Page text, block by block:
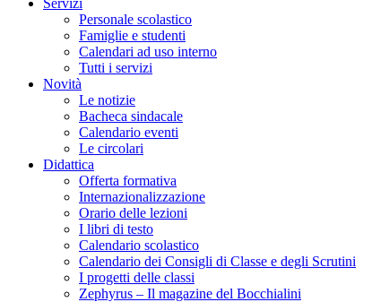
Servizi
Personale scolastico
Famiglie e studenti
Calendari ad uso interno
Tutti i servizi
Novità
Le notizie
Bacheca sindacale
Calendario eventi
Le circolari
Didattica
Offerta formativa
Internazionalizzazione
Orario delle lezioni
I libri di testo
Calendario scolastico
Calendario dei Consigli di Classe e degli Scrutini
I progetti delle classi
Zephyrus – Il magazine del Bocchialini